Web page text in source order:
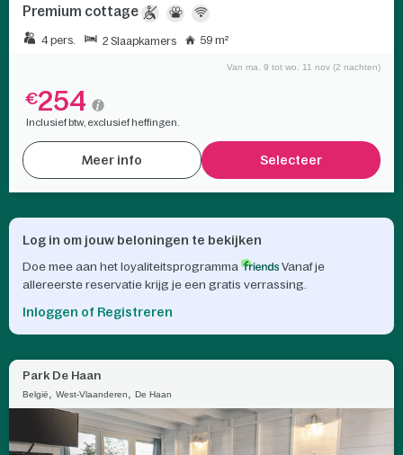
Premium cottage
4 pers. 2 Slaapkamers 59 m²
Van ma. 9 tot wo. 11 nov (2 nachten)
€254
Inclusief btw, exclusief heffingen.
Meer info Selecteer
Log in om jouw beloningen te bekijken
Doe mee aan het loyaliteitsprogramma
Vanaf je
allereerste reservatie krijg je een gratis verrassing.
Inloggen of Registreren
Park De Haan
België, West-Vlaanderen, De Haan